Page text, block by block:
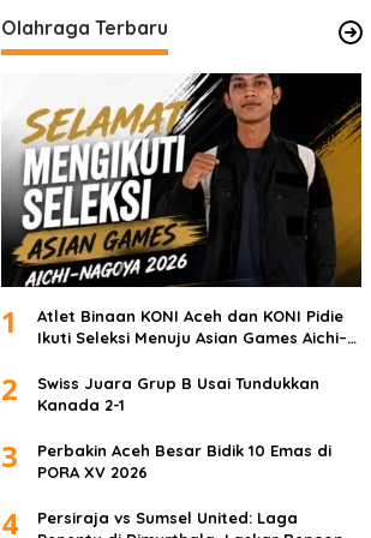
Olahraga Terbaru
1
Atlet Binaan KONI Aceh dan KONI Pidie
Ikuti Seleksi Menuju Asian Games Aichi–
2
Swiss Juara Grup B Usai Tundukkan
Kanada 2-1
3
Perbakin Aceh Besar Bidik 10 Emas di
PORA XV 2026
4
Persiraja vs Sumsel United: Laga